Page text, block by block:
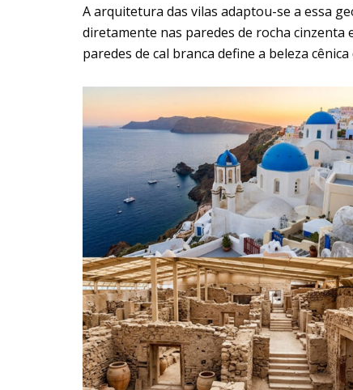
A arquitetura das vilas adaptou-se a essa
diretamente nas paredes de rocha cinzenta
paredes de cal branca define a beleza cênica